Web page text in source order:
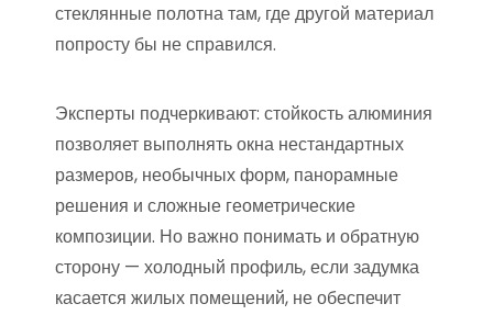
стеклянные полотна там, где другой материал
попросту бы не справился.
Эксперты подчеркивают: стойкость алюминия
позволяет выполнять окна нестандартных
размеров, необычных форм, панорамные
решения и сложные геометрические
композиции. Но важно понимать и обратную
сторону — холодный профиль, если задумка
касается жилых помещений, не обеспечит